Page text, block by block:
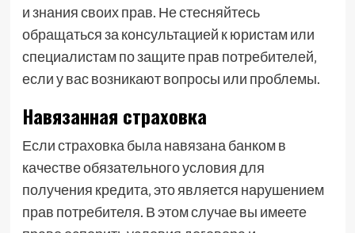
и знания своих прав. Не стесняйтесь
обращаться за консультацией к юристам или
специалистам по защите прав потребителей‚
если у вас возникают вопросы или проблемы.
Навязанная страховка
Если страховка была навязана банком в
качестве обязательного условия для
получения кредита‚ это является нарушением
прав потребителя. В этом случае вы имеете